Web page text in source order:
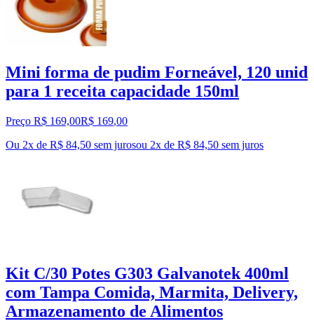
Mini forma de pudim Forneável, 120 unid
para 1 receita capacidade 150ml
Preço R$ 169,00R$ 169,00
Ou 2x de R$ 84,50 sem jurosou 2x de R$ 84,50 sem juros
Kit C/30 Potes G303 Galvanotek 400ml
com Tampa Comida, Marmita, Delivery,
Armazenamento de Alimentos